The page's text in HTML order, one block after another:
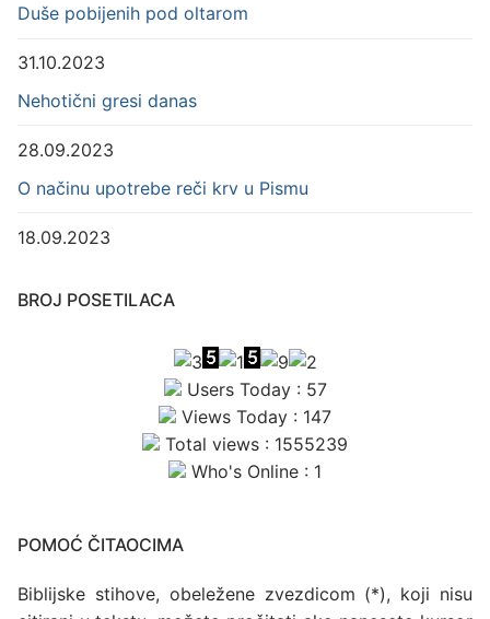
Duše pobijenih pod oltarom
31.10.2023
Nehotični gresi danas
28.09.2023
O načinu upotrebe reči krv u Pismu
18.09.2023
BROJ POSETILACA
Users Today : 57
Views Today : 147
Total views : 1555239
Who's Online : 1
POMOĆ ČITAOCIMA
Biblijske stihove, obeležene zvezdicom (*), koji nisu